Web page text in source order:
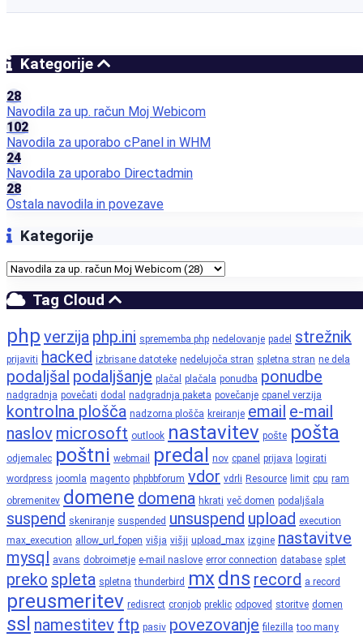
Kategorije
28
Navodila za up. račun Moj Webicom
102
Navodila za uporabo cPanel in WHM
24
Navodila za uporabo Directadmin
28
Ostala navodila in povezave
Kategorije
Tag Cloud
php verzija php.ini sprememba php nedelovanje padel strežnik
prijaviti hacked izbrisane datoteke nedelujoča stran spletna stran ne dela
podaljšal podaljšanje plačal plačala ponudba ponudbe
nadgradnja povečati dodal nadgradnja paketa povečanje cpanel verzija
kontrolna plošča nadzorna plošča kreiranje email e-mail
naslov microsoft outlook nastavitev pošte pošta
odjemalec poštni webmail predal nov cpanel prijava
logirati
wordpress joomla magento phpbbforum vdor vdrli Resource limit cpu ram
obremenitev domene domena hkrati več domen podaljšala
suspend skeniranje suspended unsuspend upload execution
max_execution allow_url_fopen višja višji upload_max izgine nastavitve
mysql avans dobroimetje e-mail naslove error connection database splet
preko spleta spletna thunderbird mx dns record a record
preusmeritev redisrect cronjob preklic odpoved storitve domen
ssl namestitev ftp pasiv povezovanje filezilla too many